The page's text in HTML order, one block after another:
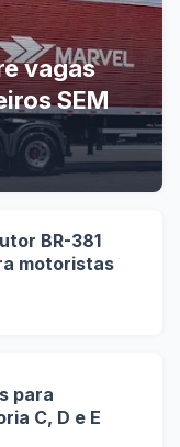
vagas
SEM
BR-381
motoristas
para
C, D e E